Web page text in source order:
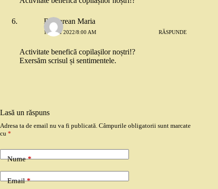
Bulgarean Maria
19 MAI 2022/8:00 AM RĂSPUNDE
Activitate benefică copilașilor noștri!?
Exersăm scrisul și sentimentele.
Lasă un răspuns
Adresa ta de email nu va fi publicată. Câmpurile obligatorii sunt marcate
cu *
Nume*
Email*